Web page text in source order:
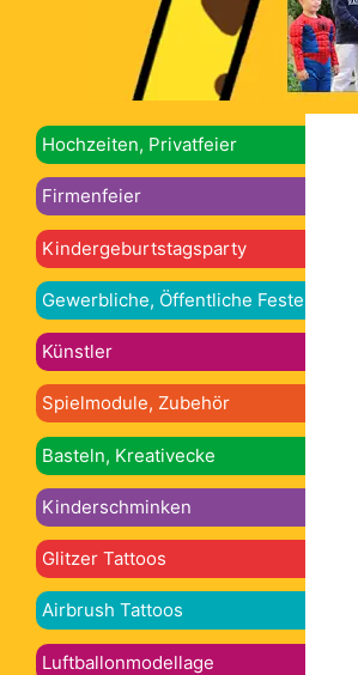
Hochzeiten, Privatfeier
Firmenfeier
Kindergeburtstagsparty
Gewerbliche, Öffentliche Feste
Künstler
Spielmodule, Zubehör
Basteln, Kreativecke
Kinderschminken
Glitzer Tattoos
Airbrush Tattoos
Luftballonmodellage